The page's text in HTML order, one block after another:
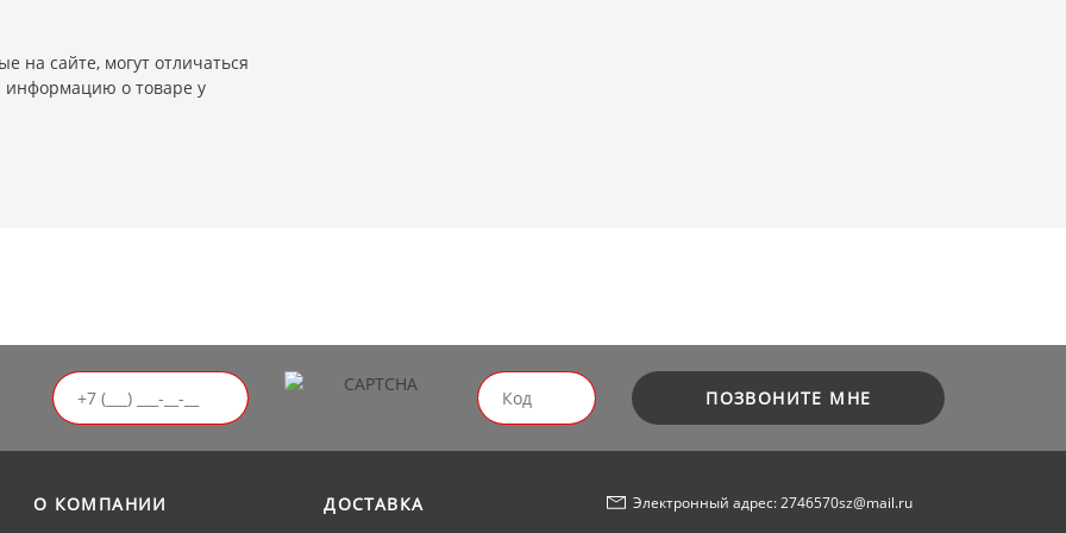
на сайте, могут отличаться
информацию о товаре у
ПОЗВОНИТЕ МНЕ
О КОМПАНИИ
ДОСТАВКА
Электронный адрес: 2746570sz@mail.ru